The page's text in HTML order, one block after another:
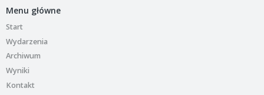
Menu główne
Start
Wydarzenia
Archiwum
Wyniki
Kontakt